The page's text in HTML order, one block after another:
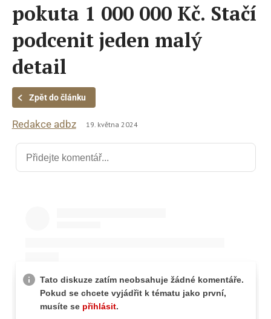
pokuta 1 000 000 Kč. Stačí
podcenit jeden malý
detail
Zpět do článku
Redakce adbz 19. května 2024